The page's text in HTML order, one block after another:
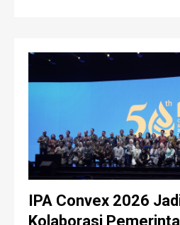
IPA Convex 2026
Kolaborasi